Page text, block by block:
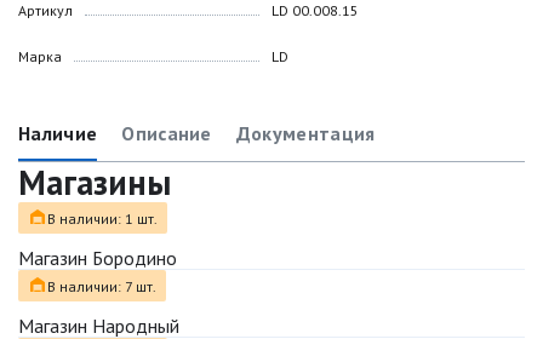
Артикул
Марка
LD 00.008.15
LD
Наличие Описание Документация
Магазины
В наличии: 1 шт.
Магазин Бородино
В наличии: 7 шт.
Магазин Народный